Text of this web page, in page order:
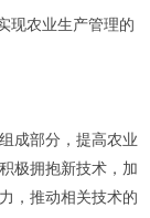
现农业生产管理的
成部分，提高农业
极拥抱新技术，加
，推动相关技术的